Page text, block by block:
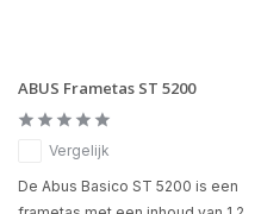
ABUS Frametas ST 5200
Vergelijk
De Abus Basico ST 5200 is een